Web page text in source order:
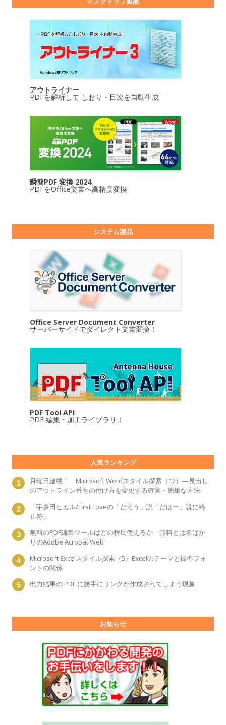
アウトライナー
PDFを解析して しおり・目次を自動生成
瞬簡PDF 変換 2024
PDFをOffice文書へ高精度変換
システム製品
Office Server Document Converter
サーバーサイドでダイレクト文書変換！
PDF Tool API
PDF 編集・加工ライブラリ！
人気ランキング
月曜日連載！ Microsoft Wordスタイル探索（12）―見出し
のアウトライン番号の付け方を変更する確実・簡単な方法
「宇多田ヒカル/First Loveの「だろう」説「だはー」説に終
止符」
無料のPDF編集ツールはどの程度使えるか―無料とは名ばか
りのAdobe Acrobat Web
Microsoft Excelスタイル探索（5）Excelのテーマと標準フォ
ントの関係
出力結果の PDF に勝手にリンクが作成されてしまう現象
お知らせ